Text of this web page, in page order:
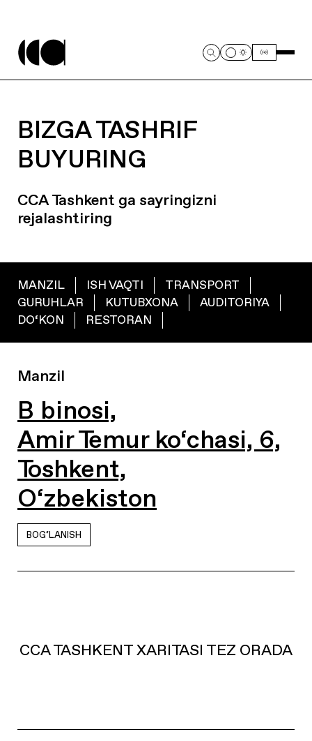
BIZGA TASHRIF
BUYURING
CCA Tashkent ga sayringizni
rejalashtiring
MANZIL ISH VAQTI
TRANSPORT
GURUHLAR
KUTUBXONA
AUDITORIYA
DO‘KON
RESTORAN
Manzil
B binosi,
Amir Temur ko‘chasi, 6,
Toshkent,
O‘zbekiston
BOG‘LANISH
CCA TASHKENT XARITASI TEZ ORADA